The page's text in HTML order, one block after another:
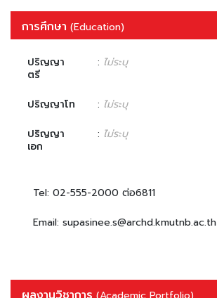
การศึกษา (Education)
ปริญญา
ตรี
: ไม่ระบุ
ปริญญาโท : ไม่ระบุ
ปริญญา
เอก
: ไม่ระบุ
Tel: 02-555-2000 ต่อ6811
Email: supasinee.s@archd.kmutnb.ac.th